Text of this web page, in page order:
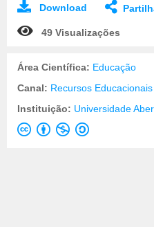
Download
49 Visualizações
Área Científica: Educação
Canal: Recursos
Instituição: Universidade